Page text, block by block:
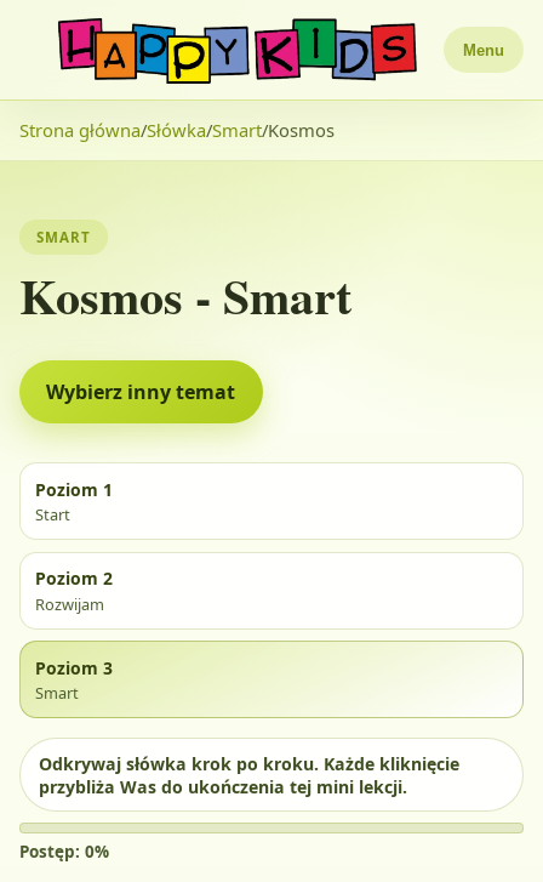
Menu
Strona główna/Słówka/Smart/Kosmos
SMART
Kosmos - Smart
Wybierz inny temat
Poziom 1
Start
Poziom 2
Rozwijam
Poziom 3
Smart
Odkrywaj słówka krok po kroku. Każde kliknięcie
przybliża Was do ukończenia tej mini lekcji.
Postęp: 0%